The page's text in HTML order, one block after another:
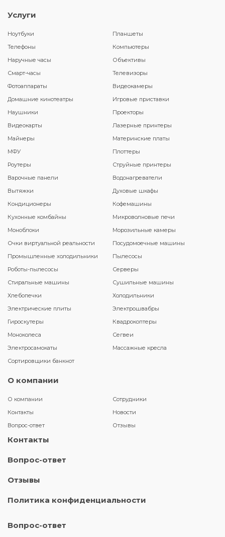
Услуги
Ноутбуки
Планшеты
Телефоны
Компьютеры
Наручные часы
Объективы
Смарт-часы
Телевизоры
Фотоаппараты
Видеокамеры
Домашние кинотеатры
Игровые приставки
Наушники
Проекторы
Видеокарты
Лазерные принтеры
Майнеры
Материнские платы
МФУ
Плоттеры
Роутеры
Струйные принтеры
Варочные панели
Водонагреватели
Вытяжки
Духовые шкафы
Кондиционеры
Кофемашины
Кухонные комбайны
Микроволновые печи
Моноблоки
Морозильные камеры
Очки виртуальной реальности
Посудомоечные машины
Промышленные холодильники
Пылесосы
Роботы-пылесосы
Серверы
Стиральные машины
Сушильные машины
Хлебопечки
Холодильники
Электрические плиты
Электрошвабры
Гироскутеры
Квадрокоптеры
Моноколеса
Сегвеи
Электросамокаты
Массажные кресла
Сортировщики банкнот
О компании
О компании
Сотрудники
Контакты
Новости
Вопрос-ответ
Отзывы
Контакты
Вопрос-ответ
Отзывы
Политика конфиденциальности
Вопрос-ответ